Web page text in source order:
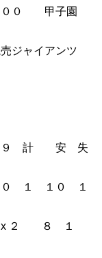
００ 甲子園
イアンツ
計 安 失
１ １０ １
２ ８ １